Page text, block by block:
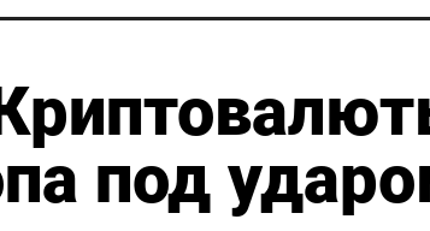
под